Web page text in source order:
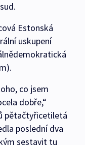
Estonská
uskupení
co jsem
dobře,“
pětačtyřicetiletá
poslední dva
sestavit tu